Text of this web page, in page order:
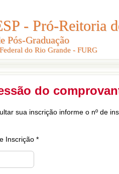
- Pró-Reitoria
Pós-Graduação
do Rio Grande - FURG
- Pró-Reitoria
Pós-Graduação
do Rio Grande - FURG
do
sua inscrição informe o nº de
Inscrição *